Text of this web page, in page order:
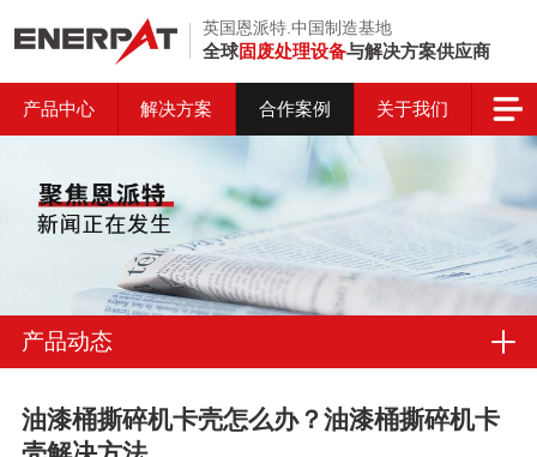
英国恩派特.中国制造基地
全球固废处理设备与解决方案供应商
产品中心 解决方案 合作案例 关于我们
产品动态
油漆桶撕碎机卡壳怎么办？油漆桶撕碎机卡